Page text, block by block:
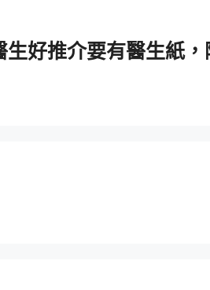
好推介要有醫生紙，